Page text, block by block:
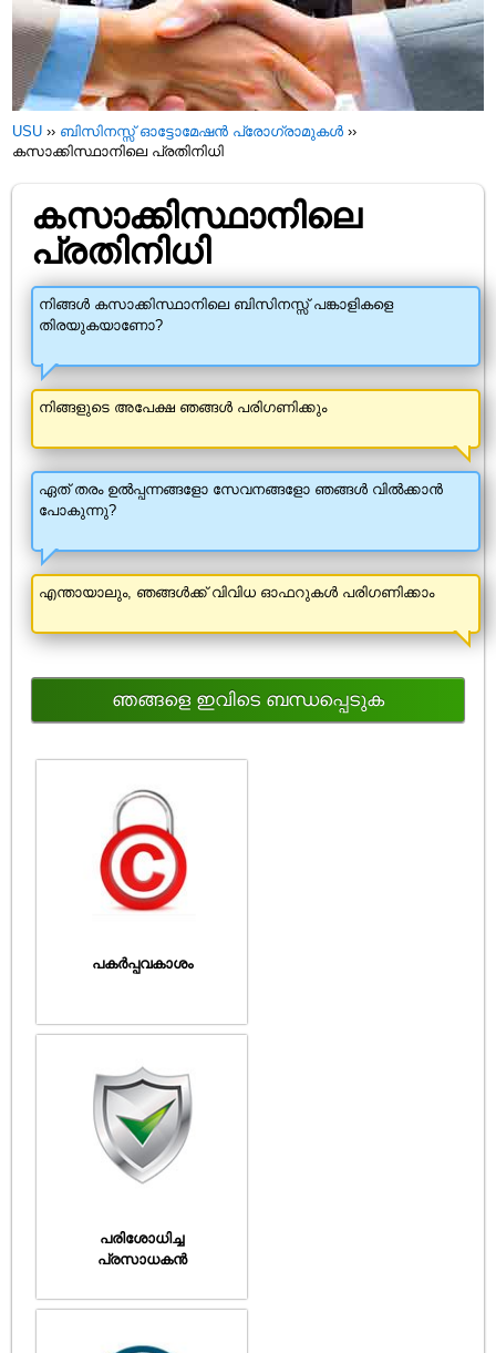
USU ›› ബിസിനസ്സ് ഓട്ടോമേഷൻ പ്രോഗ്രാമുകൾ ››
കസാക്കിസ്ഥാനിലെ പ്രതിനിധി
കസാക്കിസ്ഥാനിലെ
പ്രതിനിധി
നിങ്ങൾ കസാക്കിസ്ഥാനിലെ ബിസിനസ്സ് പങ്കാളികളെ
തിരയുകയാണോ?
നിങ്ങളുടെ അപേക്ഷ ഞങ്ങൾ പരിഗണിക്കും
ഏത് തരം ഉൽപ്പന്നങ്ങളോ സേവനങ്ങളോ ഞങ്ങൾ വിൽക്കാൻ
പോകുന്നു?
എന്തായാലും, ഞങ്ങൾക്ക് വിവിധ ഓഫറുകൾ പരിഗണിക്കാം
ഞങ്ങളെ ഇവിടെ ബന്ധപ്പെടുക
പകർപ്പവകാശം
പരിശോധിച്ച
പ്രസാധകൻ